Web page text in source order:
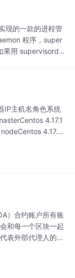
现的一款的进程管
程序，super
果用 supervisord
IP主机名角色系统
4.17.1
4.17....
）合约账户所有账
和每一个区块一起
表外部代理人的身
每个账户都